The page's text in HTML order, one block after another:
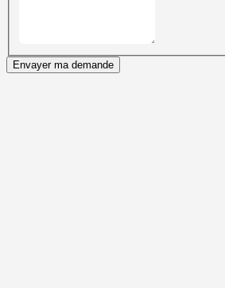
Envayer ma demande